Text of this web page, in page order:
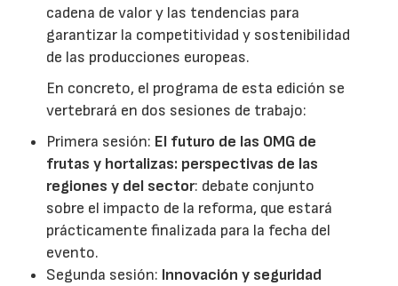
cadena de valor y las tendencias para
garantizar la competitividad y sostenibilidad
de las producciones europeas.
En concreto, el programa de esta edición se
vertebrará en dos sesiones de trabajo:
Primera sesión: El futuro de las OMG de
frutas y hortalizas: perspectivas de las
regiones y del sector: debate conjunto
sobre el impacto de la reforma, que estará
prácticamente finalizada para la fecha del
evento.
Segunda sesión: Innovación y seguridad